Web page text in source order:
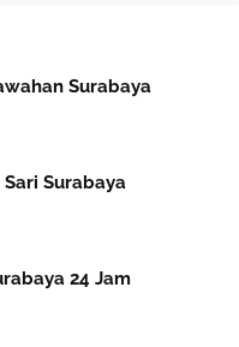
Surabaya
Surabaya
24 Jam